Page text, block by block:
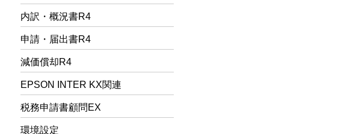
内訳・概況書R4
申請・届出書R4
減価償却R4
EPSON INTER KX関連
税務申請書顧問EX
環境設定